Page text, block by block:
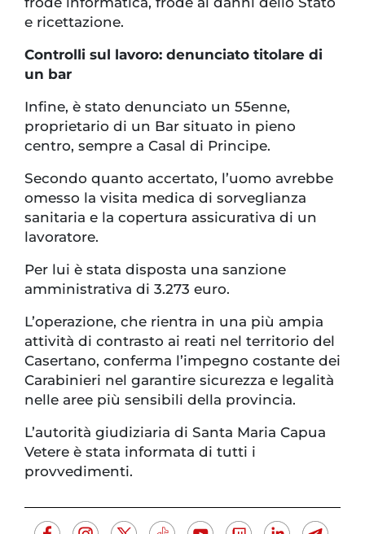
e ricettazione.
Controlli sul lavoro: denunciato titolare di
un bar
Infine, è stato denunciato un 55enne,
proprietario di un Bar situato in pieno
centro, sempre a Casal di Principe.
Secondo quanto accertato, l’uomo avrebbe
omesso la visita medica di sorveglianza
sanitaria e la copertura assicurativa di un
lavoratore.
Per lui è stata disposta una sanzione
amministrativa di 3.273 euro.
L’operazione, che rientra in una più ampia
attività di contrasto ai reati nel territorio del
Casertano, conferma l’impegno costante dei
Carabinieri nel garantire sicurezza e legalità
nelle aree più sensibili della provincia.
L’autorità giudiziaria di Santa Maria Capua
Vetere è stata informata di tutti i
provvedimenti.